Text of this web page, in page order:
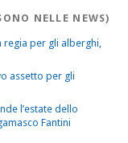
NELLE NEWS)
per gli alberghi,
assetto per gli
l’estate dello
Fantini